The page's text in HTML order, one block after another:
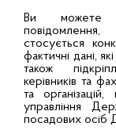
Ви можете
стосується
фактичні дані,
також
керівників та
та
управління
посадових осіб